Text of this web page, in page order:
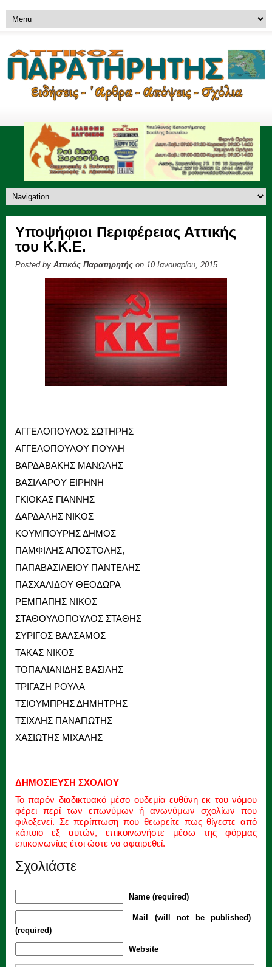
Υποψήφιοι Περιφέρειας Αττικής
του Κ.Κ.Ε.
Posted by Αττικός Παρατηρητής on 10 Ιανουαρίου, 2015
ΑΓΓΕΛΟΠΟΥΛΟΣ ΣΩΤΗΡΗΣ
ΑΓΓΕΛΟΠΟΥΛΟΥ ΓΙΟΥΛΗ
ΒΑΡΔΑΒΑΚΗΣ ΜΑΝΩΛΗΣ
ΒΑΣΙΛΑΡΟΥ ΕΙΡΗΝΗ
ΓΚΙΟΚΑΣ ΓΙΑΝΝΗΣ
ΔΑΡΔΑΛΗΣ ΝΙΚΟΣ
ΚΟΥΜΠΟΥΡΗΣ ΔΗΜΟΣ
ΠΑΜΦΙΛΗΣ ΑΠΟΣΤΟΛΗΣ,
ΠΑΠΑΒΑΣΙΛΕΙΟΥ ΠΑΝΤΕΛΗΣ
ΠΑΣΧΑΛΙΔΟΥ ΘΕΟΔΩΡΑ
ΡΕΜΠΑΠΗΣ ΝΙΚΟΣ
ΣΤΑΘΟΥΛΟΠΟΥΛΟΣ ΣΤΑΘΗΣ
ΣΥΡΙΓΟΣ ΒΑΛΣΑΜΟΣ
ΤΑΚΑΣ ΝΙΚΟΣ
ΤΟΠΑΛΙΑΝΙΔΗΣ ΒΑΣΙΛΗΣ
ΤΡΙΓΑΖΗ ΡΟΥΛΑ
ΤΣΙΟΥΜΠΡΗΣ ΔΗΜΗΤΡΗΣ
ΤΣΙΧΛΗΣ ΠΑΝΑΓΙΩΤΗΣ
ΧΑΣΙΩΤΗΣ ΜΙΧΑΛΗΣ
ΔΗΜΟΣΙΕΥΣΗ ΣΧΟΛΙΟΥ
Το παρόν διαδικτυακό μέσο ουδεμία ευθύνη εκ του νόμου
φέρει περί των επωνύμων ή ανωνύμων σχολίων που
φιλοξενεί. Σε περίπτωση που θεωρείτε πως θίγεστε από
κάποιο εξ αυτών, επικοινωνήστε μέσω της φόρμας
επικοινωνίας έτσι ώστε να αφαιρεθεί.
Σχολιάστε
Name (required)
Mail (will not be published)
(required)
Website